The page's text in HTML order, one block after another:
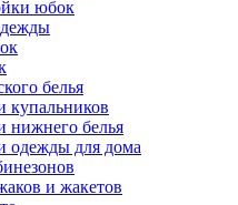
юбок
белья
купальников
нижнего белья
одежды для дома
и жакетов